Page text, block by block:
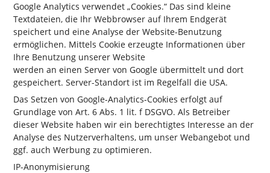
Google Analytics verwendet „Cookies.“ Das sind kleine
Textdateien, die Ihr Webbrowser auf Ihrem Endgerät
speichert und eine Analyse der Website-Benutzung
ermöglichen. Mittels Cookie erzeugte Informationen über
Ihre Benutzung unserer Website
werden an einen Server von Google übermittelt und dort
gespeichert. Server-Standort ist im Regelfall die USA.
Das Setzen von Google-Analytics-Cookies erfolgt auf
Grundlage von Art. 6 Abs. 1 lit. f DSGVO. Als Betreiber
dieser Website haben wir ein berechtigtes Interesse an der
Analyse des Nutzerverhaltens, um unser Webangebot und
ggf. auch Werbung zu optimieren.
IP-Anonymisierung